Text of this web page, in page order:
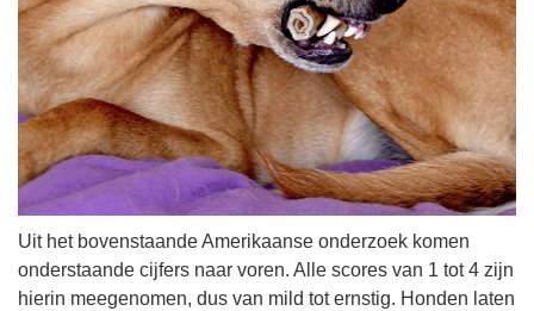
Uit het bovenstaande Amerikaanse onderzoek komen
onderstaande cijfers naar voren. Alle scores van 1 tot 4 zijn
hierin meegenomen, dus van mild tot ernstig. Honden laten